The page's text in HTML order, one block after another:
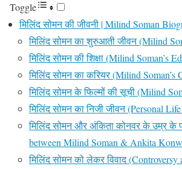
Toggle
मिलिंद सोमन की जीवनी | Milind Soman
मिलिंद सोमन का शुरुआती जीवन (Milind
मिलिंद सोमन की शिक्षा (Milind Soman’s
मिलिंद सोमन का करियर (Milind Soman’s
मिलिंद सोमन के फिल्मों की सूची (Milind
मिलिंद सोमन का निजी जीवन (Personal
मिलिंद सोमन और अंकिता कोनवर के उम्र के
between Milind Soman & Ankita
मिलिंद सोमन को लेकर विवाद